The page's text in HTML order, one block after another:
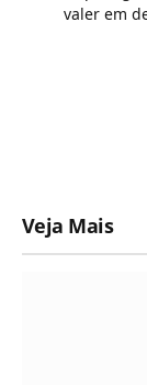
valer em
Veja Mais